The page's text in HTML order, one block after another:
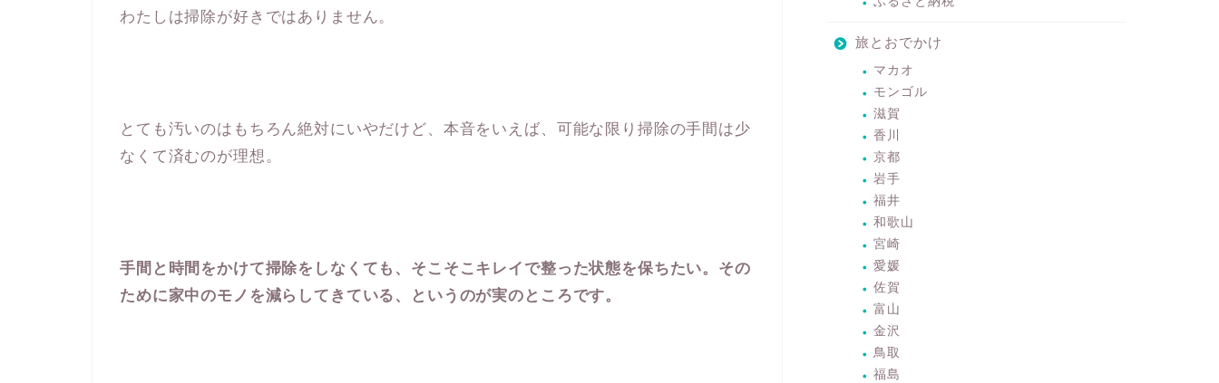
わたしは掃除が好きではありません。
とても汚いのはもちろん絶対にいやだけど、本音をいえば、可能な限り掃除の手間は少
なくて済むのが理想。
手間と時間をかけて掃除をしなくても、そこそこキレイで整った状態を保ちたい。その
ために家中のモノを減らしてきている、というのが実のところです。
旅とおでかけ
マカオ
モンゴル
滋賀
香川
京都
岩手
福井
和歌山
宮崎
愛媛
佐賀
富山
金沢
鳥取
福島